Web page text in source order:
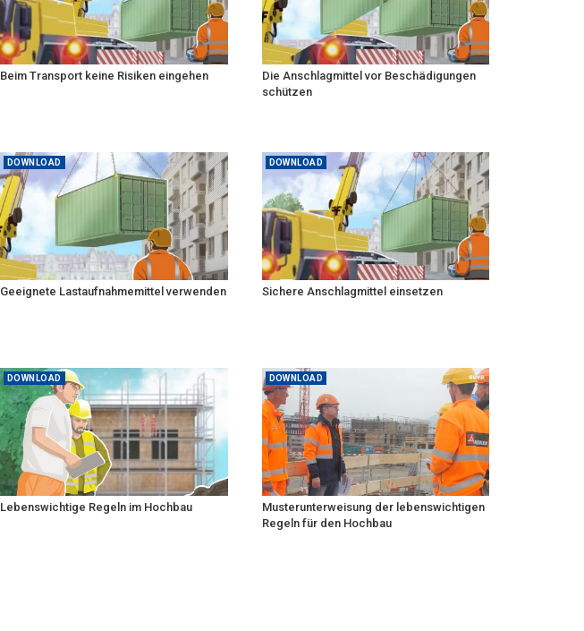
Beim Transport keine Risiken eingehen
Die Anschlagmittel vor Beschädigungen
schützen
DOWNLOAD
Geeignete Lastaufnahmemittel verwenden
DOWNLOAD
Sichere Anschlagmittel einsetzen
DOWNLOAD
Lebenswichtige Regeln im Hochbau
DOWNLOAD
Musterunterweisung der lebenswichtigen
Regeln für den Hochbau